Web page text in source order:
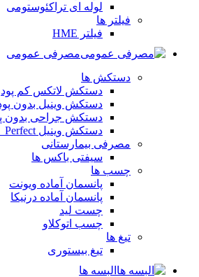
لوله ای تراکئوستومی
فیلتر ها
فیلتر HME
مصرفی عمومی
دستکش ها
دستکش لاتکس کم پودر
دستکش وینیل بدون پودر
دستکش جراحی بدون پودر
دستکش وینیل OP_Perfect
مصرفی بیمارستانی
سیفتی باکس ها
چسب ها
پانسمان آماده ویونت
پانسمان آماده درنیکا
چست لید
چسب اتوکلاو
تیغ ها
تیغ بیستوری
البسه ها